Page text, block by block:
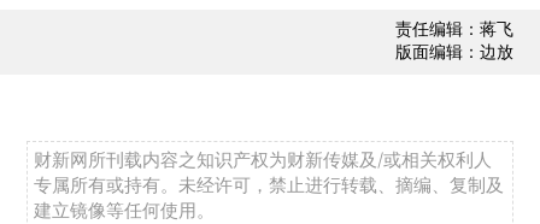
责任编辑：蒋飞
版面编辑：边放
财新网所刊载内容之知识产权为财新传媒及/或相关权利人
专属所有或持有。未经许可，禁止进行转载、摘编、复制及
建立镜像等任何使用。